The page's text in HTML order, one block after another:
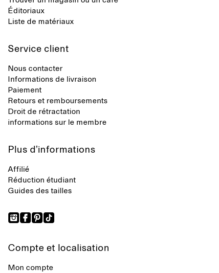
Éditoriaux
Liste de matériaux
Service client
Nous contacter
Informations de livraison
Paiement
Retours et remboursements
Droit de rétractation
informations sur le membre
Plus d’informations
Affilié
Réduction étudiant
Guides des tailles
Compte et localisation
Mon compte